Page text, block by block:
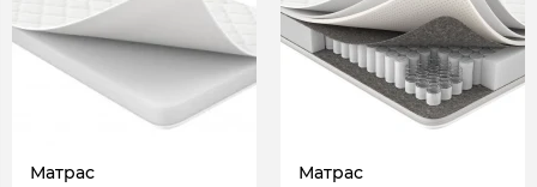
Матрас
Матрас